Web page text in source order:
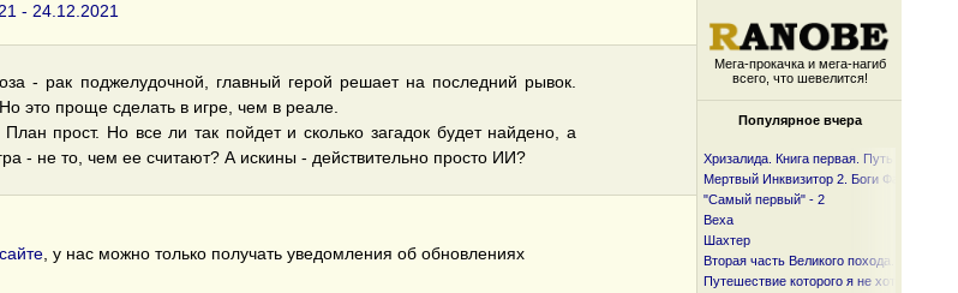
- 24.12.2021
- рак поджелудочной, главный герой решает на последний рывок.
это проще сделать в игре, чем в реале.
прост. Но все ли так пойдет и сколько загадок будет найдено, а
- не то, чем ее считают? А искины - действительно просто ИИ?
, у нас можно только получать уведомления об обновлениях
Мега-прокачка и мега-нагиб
всего, что шевелится!
Популярное вчера
Хризалида. Книга первая. Путь
Мертвый Инквизитор 2. Боги Фанмира
"Самый первый" - 2
Веха
Шахтер
Вторая часть Великого похода. От
Путешествие которого я не хотел